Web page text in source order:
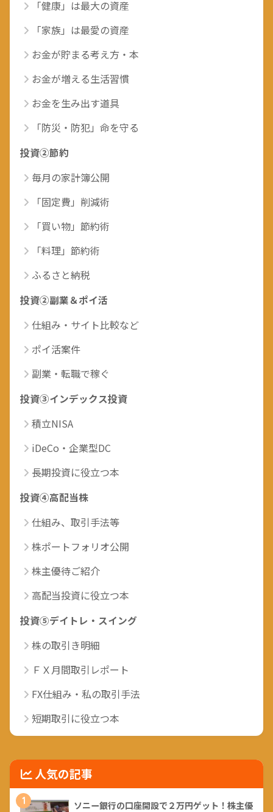
「健康」は最大の資産
「家族」は最愛の資産
お金が貯まる考え方・本
お金が増える生活習慣
お金を生み出す道具
「防災・防犯」命を守る
投資②節約
毎月の家計簿公開
「固定費」削減術
「買い物」節約術
「料理」節約術
ふるさと納税
投資②副業＆ポイ活
仕組み・サイト比較など
ポイ活案件
副業・転職で稼ぐ
投資③インデックス投資
積立NISA
iDeCo・企業型DC
長期投資に役立つ本
投資④高配当株
仕組み、取引手法等
株ポートフォリオ公開
株主優待ご紹介
高配当投資に役立つ本
投資⑤デイトレ・スイング
株の取引き明細
ＦＸ月間取引レポート
FX仕組み・私の取引手法
短期取引に役立つ本
人気の記事
1
ソニー銀行の口座開設で２万円ゲット！株主優